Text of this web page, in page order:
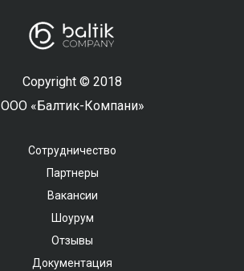
Copyright © 2018
ООО «Балтик-Компани»
Сотрудничество
Партнеры
Вакансии
Шоурум
Отзывы
Документация